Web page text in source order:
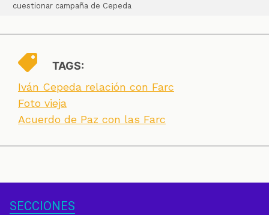
cuestionar campaña de Cepeda
TAGS:
Iván Cepeda relación con Farc
Foto vieja
Acuerdo de Paz con las Farc
SECCIONES